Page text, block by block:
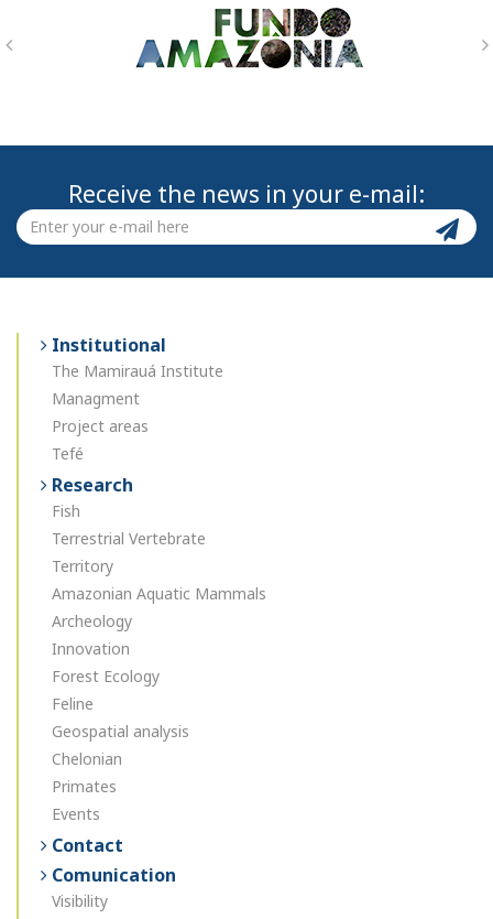
Receive the news in your e-mail:
Institutional
The Mamirauá Institute
Managment
Project areas
Tefé
Research
Fish
Terrestrial Vertebrate
Territory
Amazonian Aquatic Mammals
Archeology
Innovation
Forest Ecology
Feline
Geospatial analysis
Chelonian
Primates
Events
Contact
Comunication
Visibility